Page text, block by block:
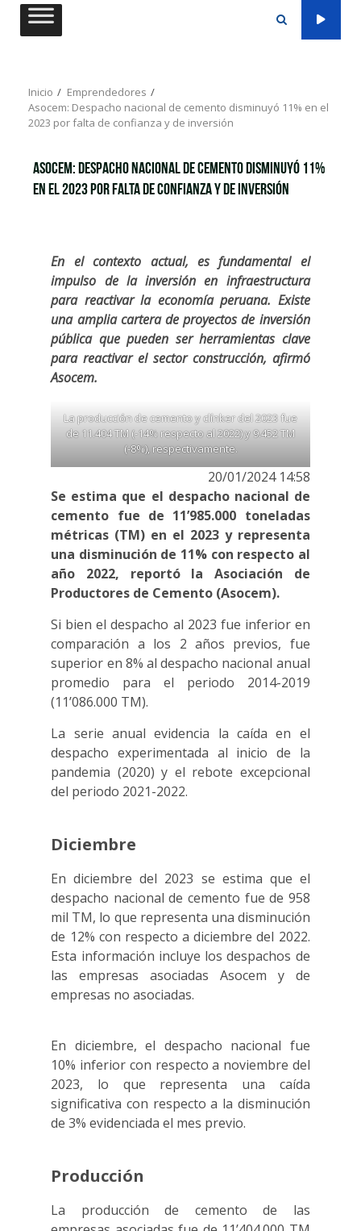
Saltar
Inicio
Emprendedores
Asocem: Despacho nacional de cemento disminuyó 11% en el
2023 por falta de confianza y de inversión
Asocem: Despacho nacional de cemento disminuyó 11%
en el 2023 por falta de confianza y de inversión
En el contexto actual, es fundamental el
impulso de la inversión en infraestructura
para reactivar la economía peruana. Existe
una amplia cartera de proyectos de inversión
pública que pueden ser herramientas clave
para reactivar el sector construcción, afirmó
Asocem.
La producción de cemento y clínker del 2023 fue
de 11.404 TM (-14% respecto al 2022) y 9.452 TM
(-8%), respectivamente.
20/01/2024 14:58
Se estima que el despacho nacional de
cemento fue de 11’985.000 toneladas
métricas (TM) en el 2023 y representa
una disminución de 11% con respecto al
año 2022, reportó la Asociación de
Productores de Cemento (Asocem).
Si bien el despacho al 2023 fue inferior en
comparación a los 2 años previos, fue
superior en 8% al despacho nacional anual
promedio para el periodo 2014-2019
(11’086.000 TM).
La serie anual evidencia la caída en el
despacho experimentada al inicio de la
pandemia (2020) y el rebote excepcional
del periodo 2021-2022.
Diciembre
En diciembre del 2023 se estima que el
despacho nacional de cemento fue de 958
mil TM, lo que representa una disminución
de 12% con respecto a diciembre del 2022.
Esta información incluye los despachos de
las empresas asociadas Asocem y de
empresas no asociadas.
En diciembre, el despacho nacional fue
10% inferior con respecto a noviembre del
2023, lo que representa una caída
significativa con respecto a la disminución
de 3% evidenciada el mes previo.
Producción
La producción de cemento de las